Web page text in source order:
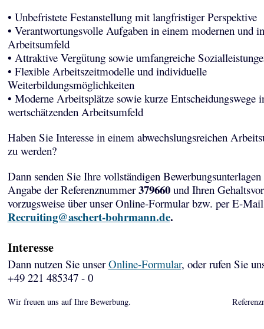
• Unbefristete Festanstellung mit langfristiger Perspektive
• Verantwortungsvolle Aufgaben in einem modernen und
Arbeitsumfeld
• Attraktive Vergütung sowie umfangreiche
• Flexible Arbeitszeitmodelle und individuelle
Weiterbildungsmöglichkeiten
• Moderne Arbeitsplätze sowie kurze Entscheidungswege
wertschätzenden Arbeitsumfeld
Haben Sie Interesse in einem abwechslungsreichen
zu werden?
Dann senden Sie Ihre vollständigen Bewerbungsunterlagen
Angabe der Referenznummer379660und Ihren
vorzugsweise über unser Online-Formular bzw. per E-
Recruiting@aschert-bohrmann.de.
Interesse
Dann nutzen Sie unserOnline-Formular, oder rufen Sie
+49 221 485347 - 0
Wir freuen uns auf Ihre Bewerbung.